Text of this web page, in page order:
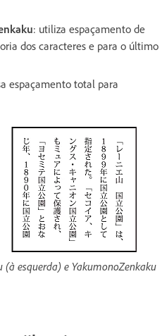
: utiliza espaçamento de
dos caracteres e para o último
espaçamento total para
esquerda) e YakumonoZenkaku